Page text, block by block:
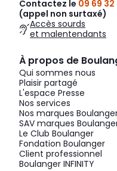
Contactez le 09 69 32
(appel non surtaxé)
Accès sourds
et malentendants
À propos de
Qui sommes nous
Plaisir partagé
L'espace Presse
Nos services
Nos marques
SAV marques
Le Club Boulanger
Fondation Boulanger
Client professionnel
Boulanger INFINITY